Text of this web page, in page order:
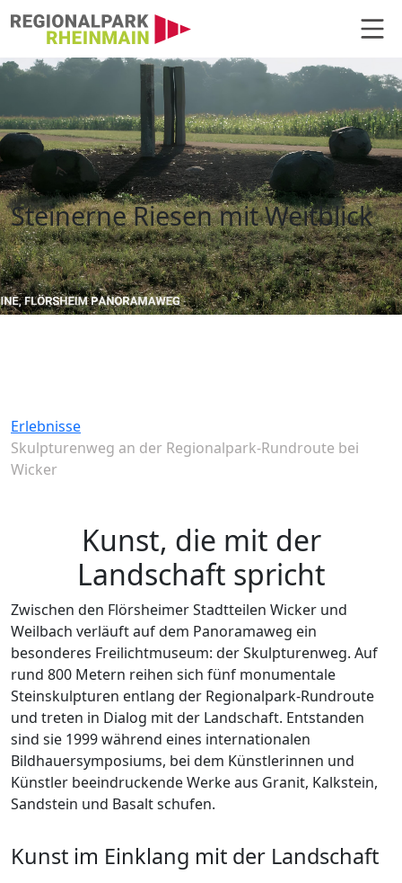
Skulpturenweg an der
Hauptnavigation
Steinerne Riesen mit Weitblick
Erlebnisse
Skulpturenweg an der Regionalpark-Rundroute bei
Wicker
Kunst, die mit der
Landschaft spricht
Zwischen den Flörsheimer Stadtteilen Wicker und
Weilbach verläuft auf dem Panoramaweg ein
besonderes Freilichtmuseum: der Skulpturenweg. Auf
rund 800 Metern reihen sich fünf monumentale
Steinskulpturen entlang der Regionalpark-Rundroute
und treten in Dialog mit der Landschaft. Entstanden
sind sie 1999 während eines internationalen
Bildhauersymposiums, bei dem Künstlerinnen und
Künstler beeindruckende Werke aus Granit, Kalkstein,
Sandstein und Basalt schufen.
Kunst im Einklang mit der Landschaft